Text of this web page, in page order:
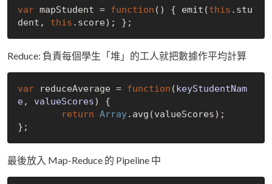
var mapStudent = function ( ) { emit(this .stu
dent, this
Reduce: 負責每個學生「堆」的工人就把數據作平均計算
var reduceAverage = function (keyStudentNam
e, valueScores) {
return Array.avg(valueScores);
最後放入 Map-Reduce 的 Pipeline 中